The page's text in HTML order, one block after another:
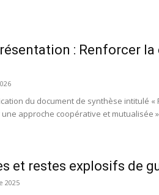
: Renforcer
du document de synthèse intitulé
approche coopérative et mutualisée
et restes explosifs de
2025